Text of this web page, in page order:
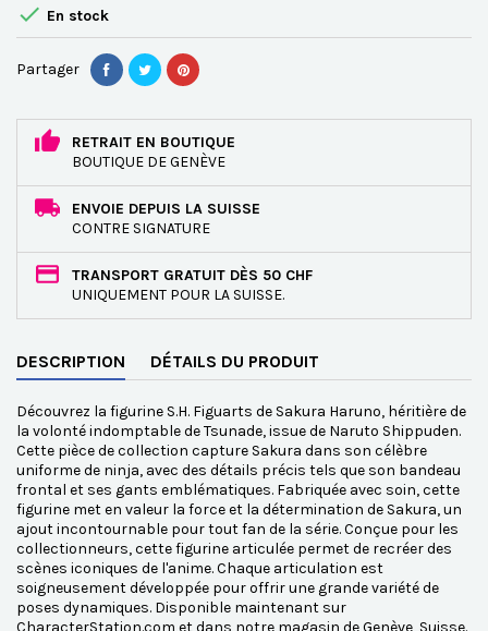
 En stock
Partager
RETRAIT EN BOUTIQUE
BOUTIQUE DE GENÈVE
ENVOIE DEPUIS LA SUISSE
CONTRE SIGNATURE
TRANSPORT GRATUIT DÈS 50 CHF
UNIQUEMENT POUR LA SUISSE.
DESCRIPTION DÉTAILS DU PRODUIT
Découvrez la figurine S.H. Figuarts de Sakura Haruno, héritière de
la volonté indomptable de Tsunade, issue de Naruto Shippuden.
Cette pièce de collection capture Sakura dans son célèbre
uniforme de ninja, avec des détails précis tels que son bandeau
frontal et ses gants emblématiques. Fabriquée avec soin, cette
figurine met en valeur la force et la détermination de Sakura, un
ajout incontournable pour tout fan de la série. Conçue pour les
collectionneurs, cette figurine articulée permet de recréer des
scènes iconiques de l'anime. Chaque articulation est
soigneusement développée pour offrir une grande variété de
poses dynamiques. Disponible maintenant sur
CharacterStation.com et dans notre magasin de Genève, Suisse.